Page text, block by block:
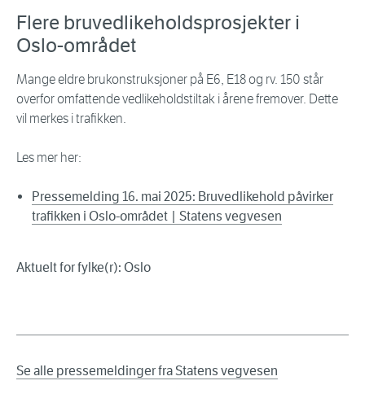
Flere bruvedlikeholdsprosjekter i
Oslo-området
Mange eldre brukonstruksjoner på E6, E18 og rv. 150 står
overfor omfattende vedlikeholdstiltak i årene fremover. Dette
vil merkes i trafikken.
Les mer her:
Pressemelding 16. mai 2025: Bruvedlikehold påvirker
trafikken i Oslo-området | Statens vegvesen
Aktuelt for fylke(r): Oslo
Se alle pressemeldinger fra Statens vegvesen